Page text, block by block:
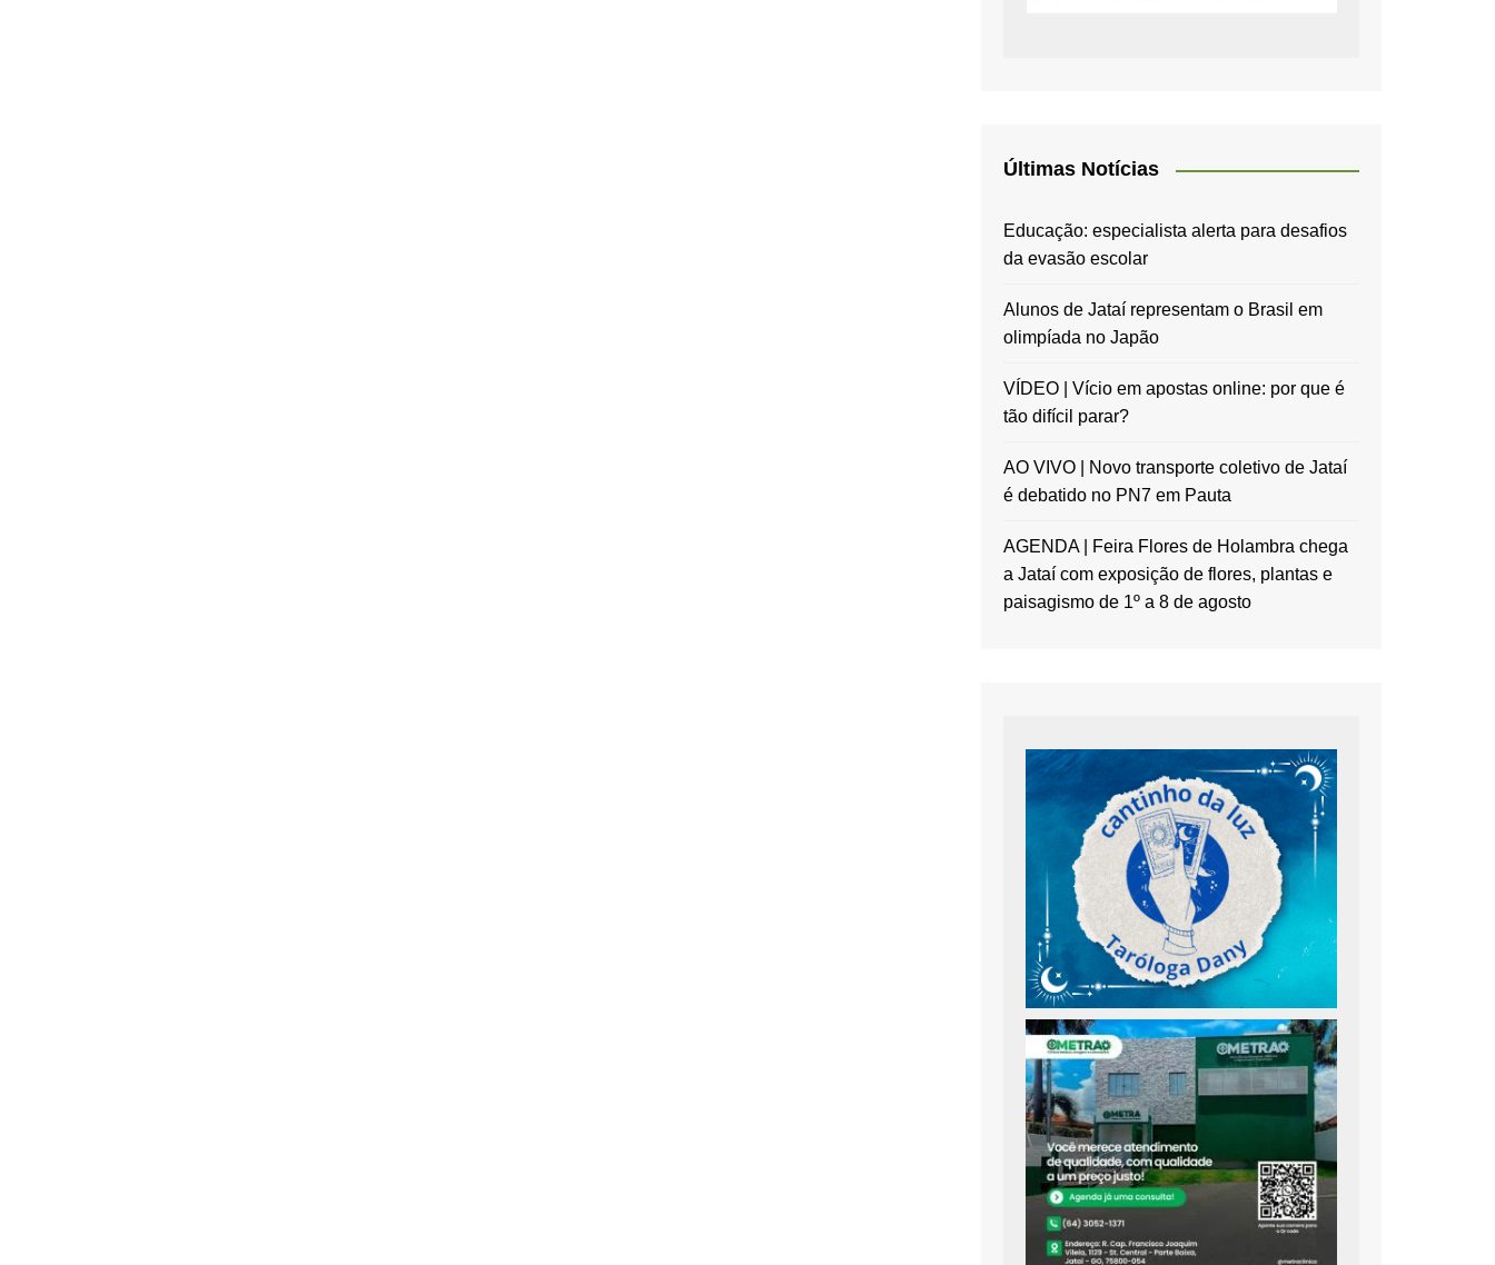
Últimas Notícias
Educação: especialista alerta para desafios
da evasão escolar
Alunos de Jataí representam o Brasil em
olimpíada no Japão
VÍDEO | Vício em apostas online: por que é
tão difícil parar?
AO VIVO | Novo transporte coletivo de Jataí
é debatido no PN7 em Pauta
AGENDA | Feira Flores de Holambra chega
a Jataí com exposição de flores, plantas e
paisagismo de 1º a 8 de agosto